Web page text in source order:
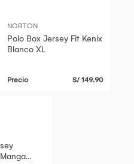
NORTON
Polo Box Jersey Fit Kenix
Blanco XL
Precio S/ 149.90